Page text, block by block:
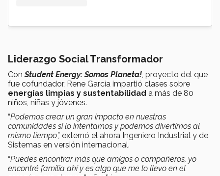
Liderazgo Social Transformador
ConStudent Energy: Somos Planeta! , proyecto del que
fue cofundador, Rene García impartió clases sobre
energías limpias y sustentabilidad a más de 80
niños, niñas y jóvenes.
“Podemos crear un gran impacto en nuestras
comunidades si lo intentamos y podemos divertirnos al
mismo tiempo”, externó el ahora Ingeniero Industrial y de
Sistemas en versión internacional.
“Puedes encontrar más que amigos o compañeros, yo
encontré familia ahí y es algo que me lo llevo en el